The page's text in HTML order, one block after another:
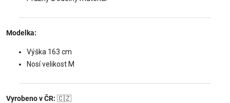
Modelka:
Výška 163 cm
Nosí velikost M
Vyrobeno v ČR: 🇨🇿